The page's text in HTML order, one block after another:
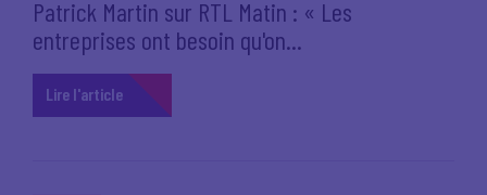
Patrick Martin sur RTL Matin : « Les
entreprises ont besoin qu'on...
Lire l'article